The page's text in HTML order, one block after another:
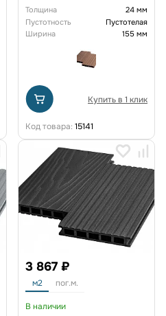
Толщина
24 мм
Пустотность
Пустотелая
Ширина
155 мм
Купить в 1 клик
Код товара: 15141
3 867 ₽
м2 пог.м.
В наличии